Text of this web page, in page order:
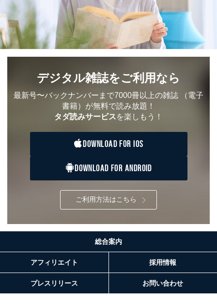
個人情報
に関するご案内のため
SNS公式アカウン
トに登録された方
の個人情報
当社のサービス利用状況の把握お
よびその分析のため
お問い合わせ対応、トラブル対
処、オペレーター教育など応対品
質向上のため
ため
※上記の利用目的のうちNo.1～5については保有個人デ
ータ（開示対象個人情報）の利用目的であり、下記4.の
開示等のご請求に対応させていただきます。
なお、6、7については、パートナー（提携企業）様又は
３．個人情報の第三者提供について
当社は、取得した個人情報を適切に管理し､あらかじめ
本人の同意を得ることなく第三者に提供することはあり
ません。ただし、次の場合は除きます。
法令に基づく場合
場合であって、本人の同意を得ることが困難であると
き。
公衆衛生の向上または児童の健全な育成の推進のため
に特に必要がある場合であって、本人の同意を得るこ
とが困難である場合。
た者が法令の定める事務を遂行することに対して協力
する必要がある場合であって、本人の同意を得ること
デジタル雑誌をご利用なら
最新号〜バックナンバーまで7000冊以上の雑誌 （電子
書籍）が無料で読み放題！
タダ読みサービスを楽しもう！
DOWNLOAD FOR IOS
DOWNLOAD FOR ANDROID
ご利用方法はこちら
総合案内
アフィリエイト 採用情報
プレスリリース お問い合わせ